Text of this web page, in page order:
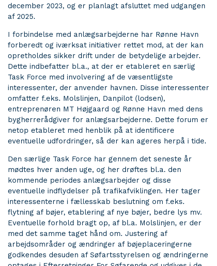
december 2023, og er planlagt afsluttet med udgangen
af 2025.
I forbindelse med anlægsarbejderne har Rønne Havn
forberedt og iværksat initiativer rettet mod, at der kan
opretholdes sikker drift under de betydelige arbejder.
Dette indbefatter bl.a., at der er etableret en særlig
Task Force med involvering af de væsentligste
interessenter, der anvender havnen. Disse interessenter
omfatter f.eks. Molslinjen, Danpilot (lodsen),
entreprenøren MT Højgaard og Rønne Havn med dens
bygherrerådgiver for anlægsarbejderne. Dette forum er
netop etableret med henblik på at identificere
eventuelle udfordringer, så der kan ageres herpå i tide.
Den særlige Task Force har gennem det seneste år
mødtes hver anden uge, og her drøftes bl.a. den
kommende periodes anlægsarbejder og disse
eventuelle indflydelser på trafikafviklingen. Her tager
interessenterne i fællesskab beslutning om f.eks.
flytning af bøjer, etablering af nye bøjer, bedre lys mv.
Eventuelle forhold bragt op, af bl.a. Molslinjen, er der
med det samme taget hånd om. Justering af
arbejdsområder og ændringer af bøjeplaceringerne
godkendes desuden af Søfartsstyrelsen og ændringerne